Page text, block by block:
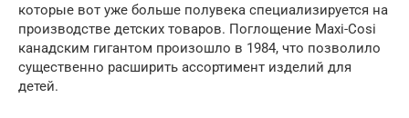
которые вот уже больше полувека специализируется на
производстве детских товаров. Поглощение Maxi-Cosi
канадским гигантом произошло в 1984, что позволило
существенно расширить ассортимент изделий для
детей.